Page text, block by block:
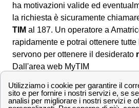
ha motivazioni valide ed
la richiesta è sicuramente
TIM al 187. Un operatore a
rapidamente e potrai ottenere
servono per ottenere il desiderato
Dall'area web MyTIM
compilando il modulo nella
formulare correttamente la